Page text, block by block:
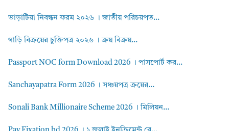
ভাড়াটিয়া নিবন্ধন ফরম ২০২৬ । জাতীয় পরিচয়পত...
গাড়ি বিক্রয়ের চুক্তিপত্র ২০২৬ । ক্রয় বিক্রয়...
Passport NOC form Download 2026 । পাসপোর্ট কর...
Sanchayapatra Form 2026 । সঞ্চয়পত্র ক্রয়ের...
Sonali Bank Millionaire Scheme 2026 । মিলিয়ন...